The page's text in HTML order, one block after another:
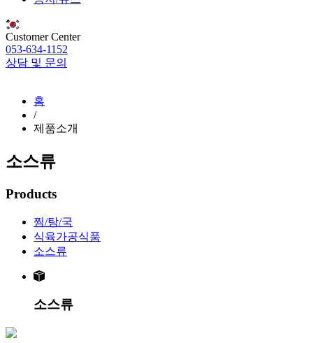
Customer Center
053-634-1152
상담 및 문의
홈
/
제품소개
소스류
Products
찜/탕/국
식육가공식품
소스류
소스류